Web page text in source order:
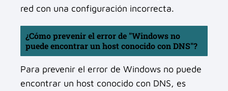
red con una configuración incorrecta.
¿Cómo prevenir el error de "Windows no
puede encontrar un host conocido con DNS"?
Para prevenir el error de Windows no puede
encontrar un host conocido con DNS, es